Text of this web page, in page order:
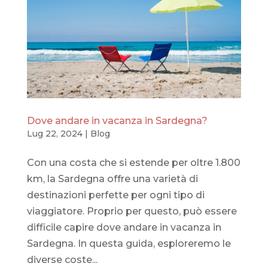
Dove andare in vacanza in Sardegna?
Lug 22, 2024| Blog
Con una costa che si estende per oltre 1.800
km, la Sardegna offre una varietà di
destinazioni perfette per ogni tipo di
viaggiatore. Proprio per questo, può essere
difficile capire dove andare in vacanza in
Sardegna. In questa guida, esploreremo le
diverse coste...